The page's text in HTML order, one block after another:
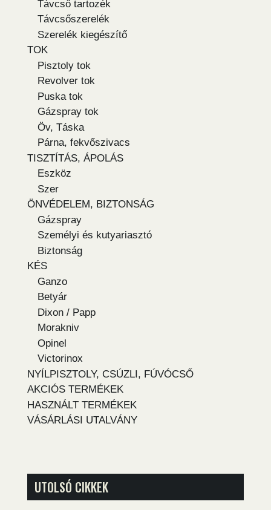
Távcső tartozék
Távcsőszerelék
Szerelék kiegészítő
TOK
Pisztoly tok
Revolver tok
Puska tok
Gázspray tok
Öv, Táska
Párna, fekvőszivacs
TISZTÍTÁS, ÁPOLÁS
Eszköz
Szer
ÖNVÉDELEM, BIZTONSÁG
Gázspray
Személyi és kutyariasztó
Biztonság
KÉS
Ganzo
Betyár
Dixon / Papp
Morakniv
Opinel
Victorinox
NYÍLPISZTOLY, CSÚZLI, FÚVÓCSŐ
AKCIÓS TERMÉKEK
HASZNÁLT TERMÉKEK
VÁSÁRLÁSI UTALVÁNY
UTOLSÓ CIKKEK